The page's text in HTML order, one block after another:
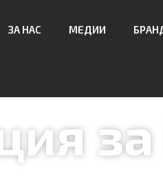
ЗА НАС МЕДИИ